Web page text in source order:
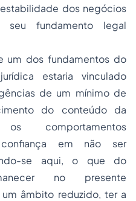
dos negócios
seu fundamento legal
um dos fundamentos do
estaria vinculado
de um mínimo de
do conteúdo da
comportamentos
em não ser
se aqui, o que do
no presente
âmbito reduzido, ter a